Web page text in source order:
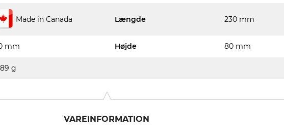
Made in Canada Længde 230 mm
mm Højde 80 mm
g
VAREINFORMATION